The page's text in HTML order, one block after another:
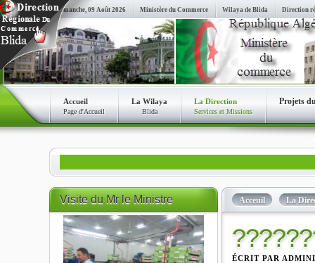
Dimanche, 09 Août 2026 Ministère du Commerce Wilaya de Blida Direction
Accueil
Page d'Accueil
La Wilaya
Blida
La Direction
Services et Missions
Projets
Acceuil La
ÉCRIT PAR
Visitedu Mr le Ministre